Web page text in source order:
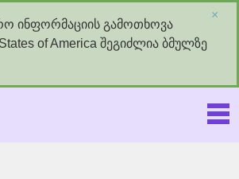
ინფორმაციის გამოთხოვა
of America შეგიძლია ბმულზე
×